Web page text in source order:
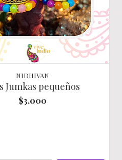
NIDHIVAN
Jumkas pequeños
$3.000